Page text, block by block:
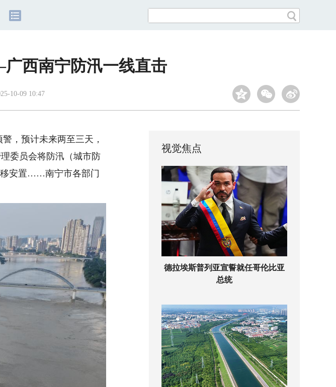
西南宁防汛一线直击
10-09 10:47
，预计未来两至三天，
委员会将防汛（城市防
移安置……南宁市各部门
视觉焦点
德拉埃斯普列亚宣誓就任哥伦比亚
总统